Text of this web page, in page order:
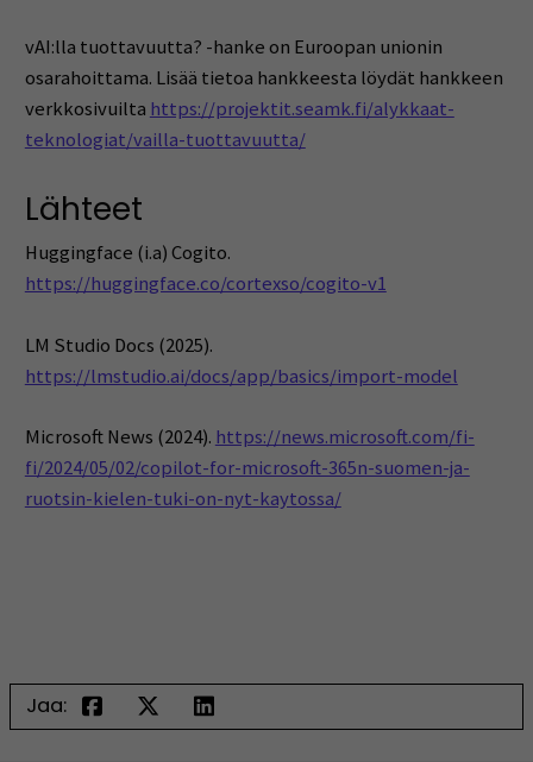
vAI:lla tuottavuutta? -hanke on Euroopan unionin
osarahoittama. Lisää tietoa hankkeesta löydät hankkeen
verkkosivuilta https://projektit.seamk.fi/alykkaat-
teknologiat/vailla-tuottavuutta/
Lähteet
Huggingface (i.a) Cogito.
https://huggingface.co/cortexso/cogito-v1
LM Studio Docs (2025).
https://lmstudio.ai/docs/app/basics/import-model
Microsoft News (2024). https://news.microsoft.com/fi-
fi/2024/05/02/copilot-for-microsoft-365n-suomen-ja-
ruotsin-kielen-tuki-on-nyt-kaytossa/
Jaa: